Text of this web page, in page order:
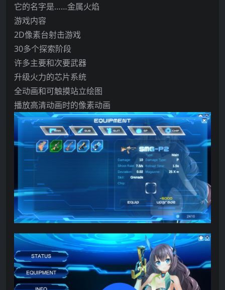
它的名字是……金属火焰
游戏内容
2D像素台射击游戏
30多个探索阶段
许多主要和次要武器
升级火力的芯片系统
全动画和可触摸站立绘图
播放高清动画时的像素动画